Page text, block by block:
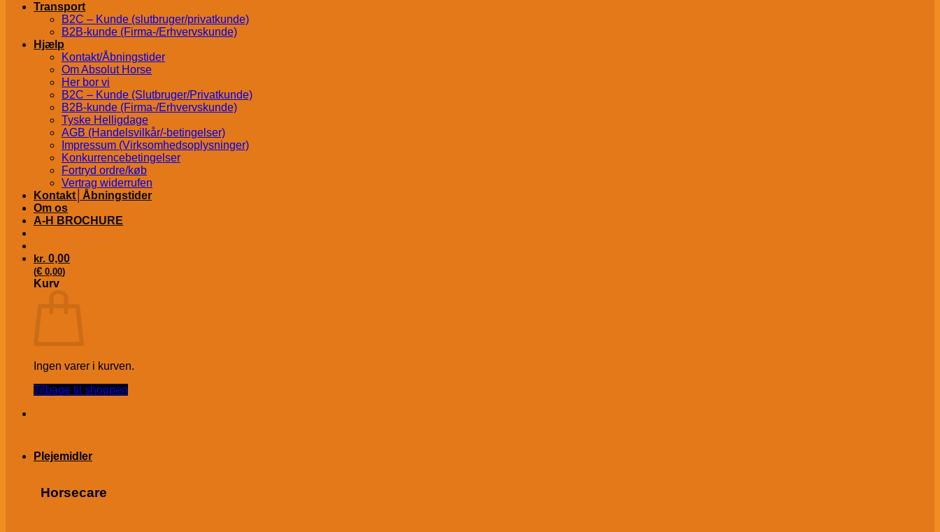
Transport
B2C – Kunde (slutbruger/privatkunde)
B2B-kunde (Firma-/Erhvervskunde)
Hjælp
Kontakt/Åbningstider
Om Absolut Horse
Her bor vi
B2C – Kunde (Slutbruger/Privatkunde)
B2B-kunde (Firma-/Erhvervskunde)
Tyske Helligdage
AGB (Handelsvilkår/-betingelser)
Impressum (Virksomhedsoplysninger)
Konkurrencebetingelser
Fortryd ordre/køb
Vertrag widerrufen
Kontakt│Åbningstider
Om os
A-H BROCHURE
kr. 0,00
(€ 0,00)
Kurv
Ingen varer i kurven.
Tilbage til shoppen
Plejemidler
Horsecare